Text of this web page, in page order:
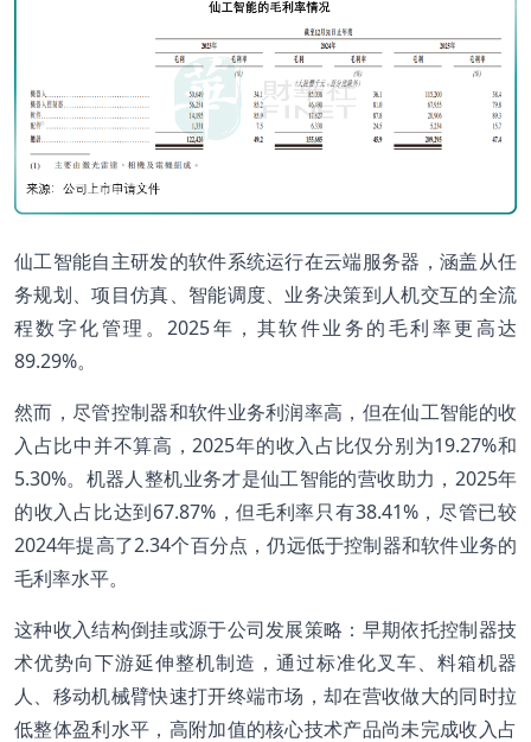
仙工智能自主研发的软件系统运行在云端服务器，涵盖从任
务规划、项目仿真、智能调度、业务决策到人机交互的全流
程数字化管理。2025年，其软件业务的毛利率更高达
89.29%。
然而，尽管控制器和软件业务利润率高，但在仙工智能的收
入占比中并不算高，2025年的收入占比仅分别为19.27%和
5.30%。机器人整机业务才是仙工智能的营收助力，2025年
的收入占比达到67.87%，但毛利率只有38.41%，尽管已较
2024年提高了2.34个百分点，仍远低于控制器和软件业务的
毛利率水平。
这种收入结构倒挂或源于公司发展策略：早期依托控制器技
术优势向下游延伸整机制造，通过标准化叉车、料箱机器
人、移动机械臂快速打开终端市场，却在营收做大的同时拉
低整体盈利水平，高附加值的核心技术产品尚未完成收入占